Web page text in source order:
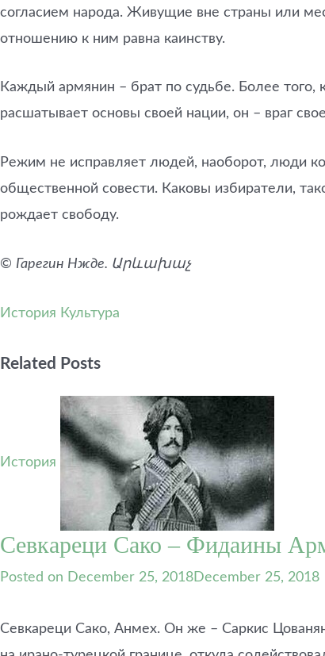
согласием народа. Живущие вне страны или
отношению к ним равна каинству.
Каждый армянин – брат по судьбе. Более
расшатывает основы своей нации, он – враг
Режим не исправляет людей, наоборот, люди
общественной совести. Каковы избиратели,
рождает свободу.
© Гарегин Нжде. Արևախաչ
История Культура
Related Posts
История
Севкареци Сако – Фидаины
Posted on December 25, 2018December 25, 2018
Севкареци Сако, Анмех. Он же – Саркис